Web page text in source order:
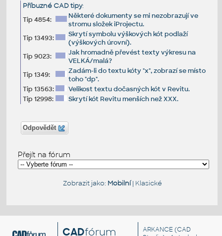
Příbuzné CAD tipy:
Tip 4854:
Některé dokumenty se mi nezobrazují ve
stromu složek iProjectu.
Tip 13493:
Skrytí symbolu výškových kót podlaží
(výškových úrovní).
Tip 9023:
Jak hromadně převést texty výkresu na
VELKÁ/malá?
Tip 1349:
Zadám-li do textu kóty "x", zobrazí se místo
toho "dp".
Tip 13563:
Velikost textu dočasných kót v Revitu.
Tip 12998:
Skrytí kót Revitu menších než XXX.
Odpovědět
Přejít na fórum
Zobrazit jako: Mobilní| Klasické
CADfórum ARKANCE (CAD